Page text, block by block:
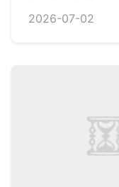
2026-07-02